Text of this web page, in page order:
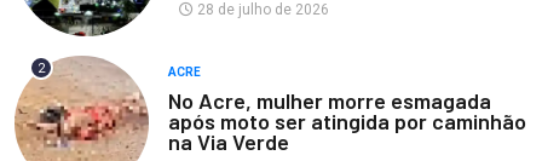
28 de julho de 2026
2 ACRE
No Acre, mulher morre esmagada
após moto ser atingida por caminhão
na Via Verde